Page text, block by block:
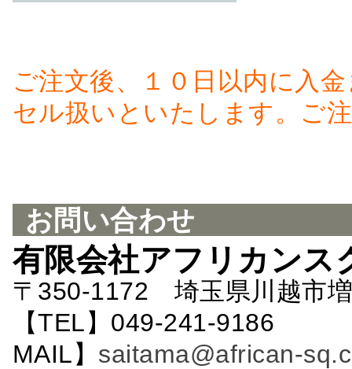
ご注文後、１０日以内に入
セル扱いといたします。ご
お問い合わせ
有限会社アフリカンス
〒350-1172 埼玉県川越市
【TEL】049-241-
MAIL】 saitama@african-